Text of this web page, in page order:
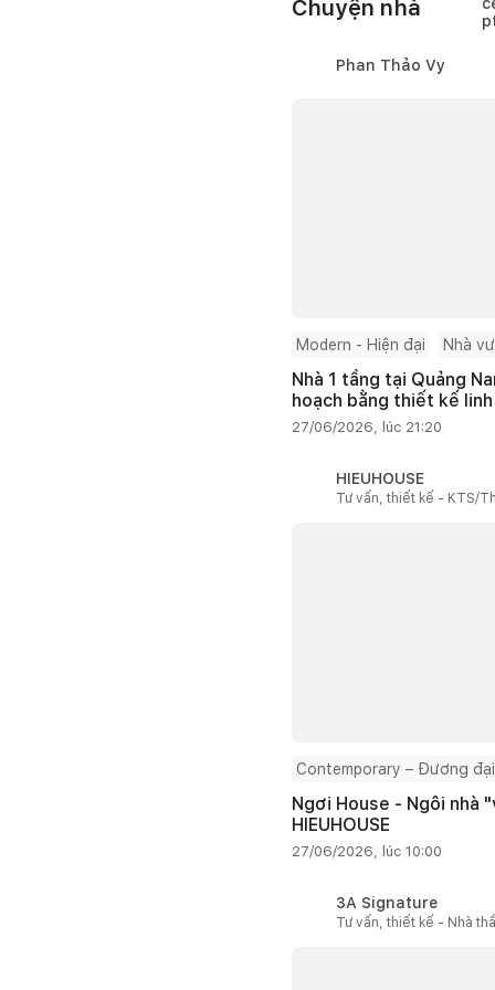
Chuyện nhà
Phan Thảo Vy
Modern - Hiện đại Nhà
Nhà 1 tầng tại Quảng
hoạch bằng thiết kế
27/06/2026, lúc 21:20
HIEUHOUSE
Tư vấn, thiết kế - KTS/
Contemporary – Đương đại
Ngơi House - Ngôi
HIEUHOUSE
27/06/2026, lúc 10:00
3A Signature
Tư vấn, thiết kế - Nhà